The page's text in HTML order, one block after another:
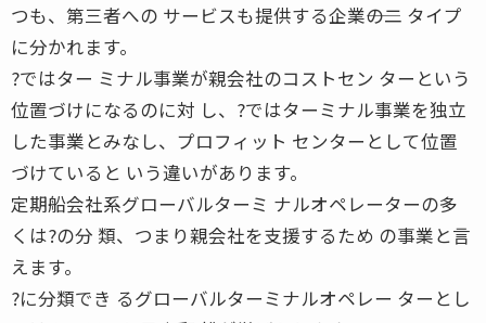
つも、第三者への サービスも提供する企業――の二 タイプ
に分かれます。
?ではター ミナル事業が親会社のコストセン ターという
位置づけになるのに対 し、?ではターミナル事業を独立
した事業とみなし、プロフィット センターとして位置
づけていると いう違いがあります。
定期船会社系グローバルターミ ナルオペレーターの多
くは?の分 類、つまり親会社を支援するため の事業と言
えます。
?に分類でき るグローバルターミナルオペレー ターとし